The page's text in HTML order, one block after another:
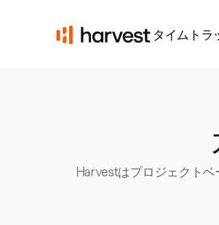
タイムトラ
Harvestはプロジェクト